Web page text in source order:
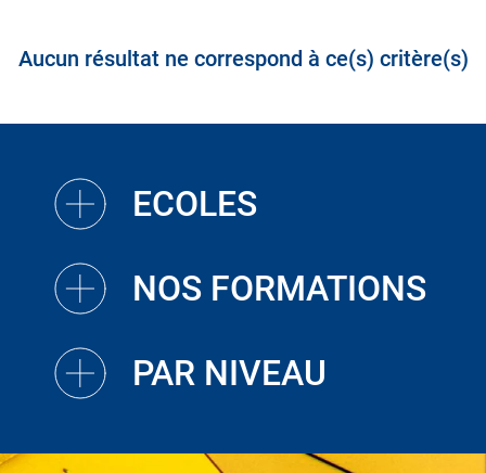
Aucun résultat ne correspond à ce(s) critère(s)
ECOLES
NOS FORMATIONS
PAR NIVEAU